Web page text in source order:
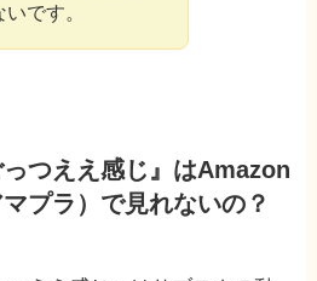
です。
っつええ感じ』はAmazon
プラ）で見れないの？